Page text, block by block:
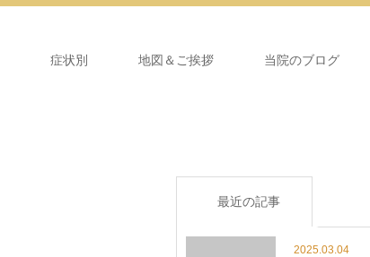
症状別 地図＆ご挨拶 当院のブログ
最近の記事
2025.03.04